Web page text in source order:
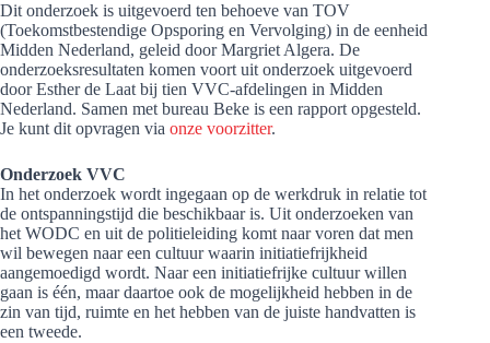
Dit onderzoek is uitgevoerd ten behoeve van TOV
(Toekomstbestendige Opsporing en Vervolging) in de eenheid
Midden Nederland, geleid door Margriet Algera. De
onderzoeksresultaten komen voort uit onderzoek uitgevoerd
door Esther de Laat bij tien VVC-afdelingen in Midden
Nederland. Samen met bureau Beke is een rapport opgesteld.
Je kunt dit opvragen via onze voorzitter.
Onderzoek VVC
In het onderzoek wordt ingegaan op de werkdruk in relatie tot
de ontspanningstijd die beschikbaar is. Uit onderzoeken van
het WODC en uit de politieleiding komt naar voren dat men
wil bewegen naar een cultuur waarin initiatiefrijkheid
aangemoedigd wordt. Naar een initiatiefrijke cultuur willen
gaan is één, maar daartoe ook de mogelijkheid hebben in de
zin van tijd, ruimte en het hebben van de juiste handvatten is
een tweede.